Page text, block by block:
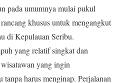
pada umumnya mulai pukul
khusus untuk mengangkut
di Kepulauan Seribu.
yang relatif singkat dan
yang ingin
harus menginap. Perjalanan